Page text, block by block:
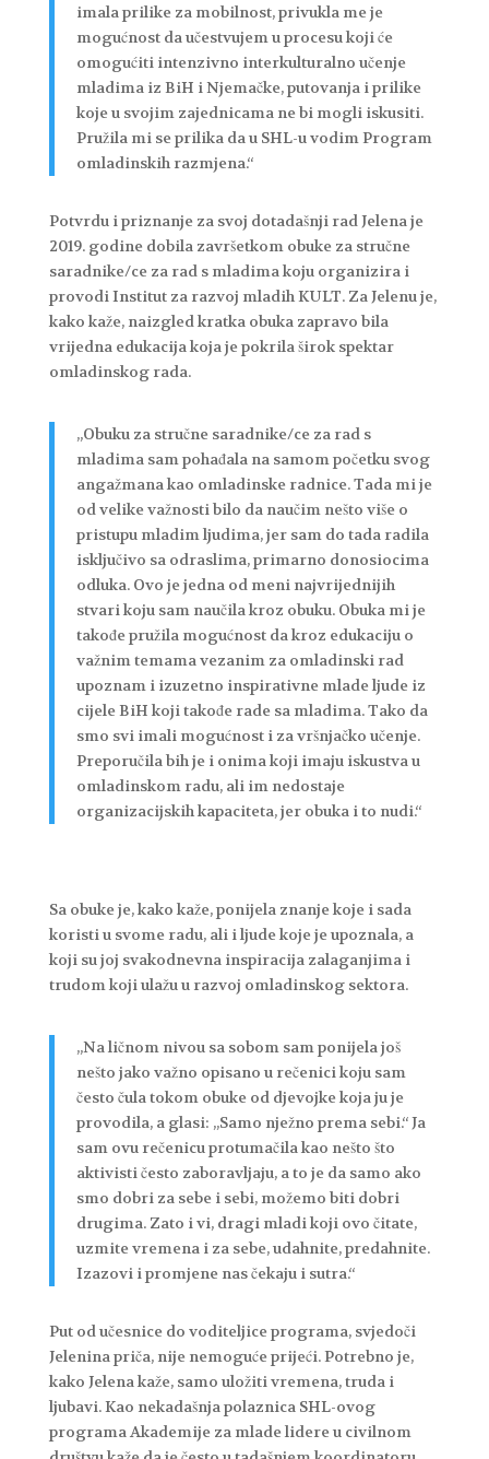
imala prilike za mobilnost, privukla me je
mogućnost da učestvujem u procesu koji će
omogućiti intenzivno interkulturalno učenje
mladima iz BiH i Njemačke, putovanja i prilike
koje u svojim zajednicama ne bi mogli iskusiti.
Pružila mi se prilika da u SHL-u vodim Program
omladinskih razmjena.“
Potvrdu i priznanje za svoj dotadašnji rad Jelena je
2019. godine dobila završetkom obuke za stručne
saradnike/ce za rad s mladima koju organizira i
provodi Institut za razvoj mladih KULT. Za Jelenu je,
kako kaže, naizgled kratka obuka zapravo bila
vrijedna edukacija koja je pokrila širok spektar
omladinskog rada.
„Obuku za stručne saradnike/ce za rad s
mladima sam pohađala na samom početku svog
angažmana kao omladinske radnice. Tada mi je
od velike važnosti bilo da naučim nešto više o
pristupu mladim ljudima, jer sam do tada radila
isključivo sa odraslima, primarno donosiocima
odluka. Ovo je jedna od meni najvrijednijih
stvari koju sam naučila kroz obuku. Obuka mi je
takođe pružila mogućnost da kroz edukaciju o
važnim temama vezanim za omladinski rad
upoznam i izuzetno inspirativne mlade ljude iz
cijele BiH koji takođe rade sa mladima. Tako da
smo svi imali mogućnost i za vršnjačko učenje.
Preporučila bih je i onima koji imaju iskustva u
omladinskom radu, ali im nedostaje
organizacijskih kapaciteta, jer obuka i to nudi.“
Sa obuke je, kako kaže, ponijela znanje koje i sada
koristi u svome radu, ali i ljude koje je upoznala, a
koji su joj svakodnevna inspiracija zalaganjima i
trudom koji ulažu u razvoj omladinskog sektora.
„Na ličnom nivou sa sobom sam ponijela još
nešto jako važno opisano u rečenici koju sam
često čula tokom obuke od djevojke koja ju je
provodila, a glasi: „Samo nježno prema sebi.“ Ja
sam ovu rečenicu protumačila kao nešto što
aktivisti često zaboravljaju, a to je da samo ako
smo dobri za sebe i sebi, možemo biti dobri
drugima. Zato i vi, dragi mladi koji ovo čitate,
uzmite vremena i za sebe, udahnite, predahnite.
Izazovi i promjene nas čekaju i sutra.“
Put od učesnice do voditeljice programa, svjedoči
Jelenina priča, nije nemoguće prijeći. Potrebno je,
kako Jelena kaže, samo uložiti vremena, truda i
ljubavi. Kao nekadašnja polaznica SHL-ovog
programa Akademije za mlade lidere u civilnom